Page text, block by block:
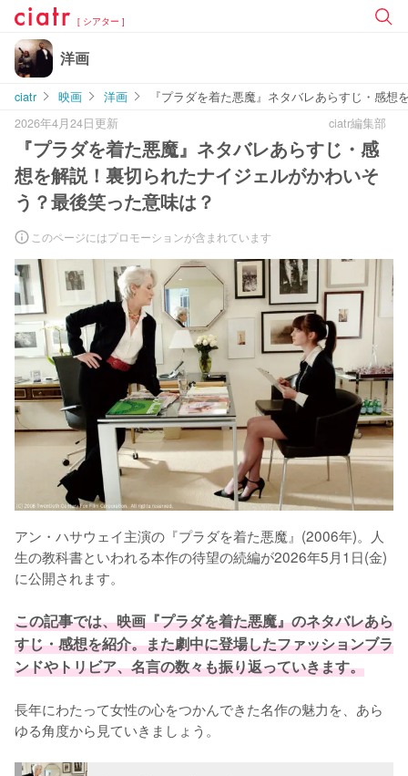
[ シアター ]
洋画
ciatr 映画 洋画
『プラダを着た悪魔』ネタバレあらすじ・感
2026年4月24日更新
ciatr編集部
『プラダを着た悪魔』ネタバレあらすじ・感
想を解説！裏切られたナイジェルがかわいそ
う？最後笑った意味は？
このページにはプロモーションが含まれています
アン・ハサウェイ主演の『プラダを着た悪魔』(2006年)。人
生の教科書といわれる本作の待望の続編が2026年5月1日(金)
に公開されます。
この記事では、映画『プラダを着た悪魔』のネタバレあら
すじ・感想を紹介。また劇中に登場したファッションブラ
ンドやトリビア、名言の数々も振り返っていきます。
長年にわたって女性の心をつかんできた名作の魅力を、あら
ゆる角度から見ていきましょう。